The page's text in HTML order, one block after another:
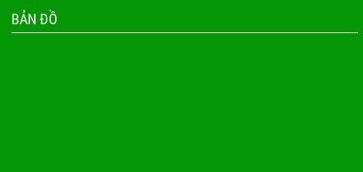
BẢN ĐỒ